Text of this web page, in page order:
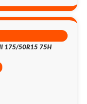
II 175/50R15 75H